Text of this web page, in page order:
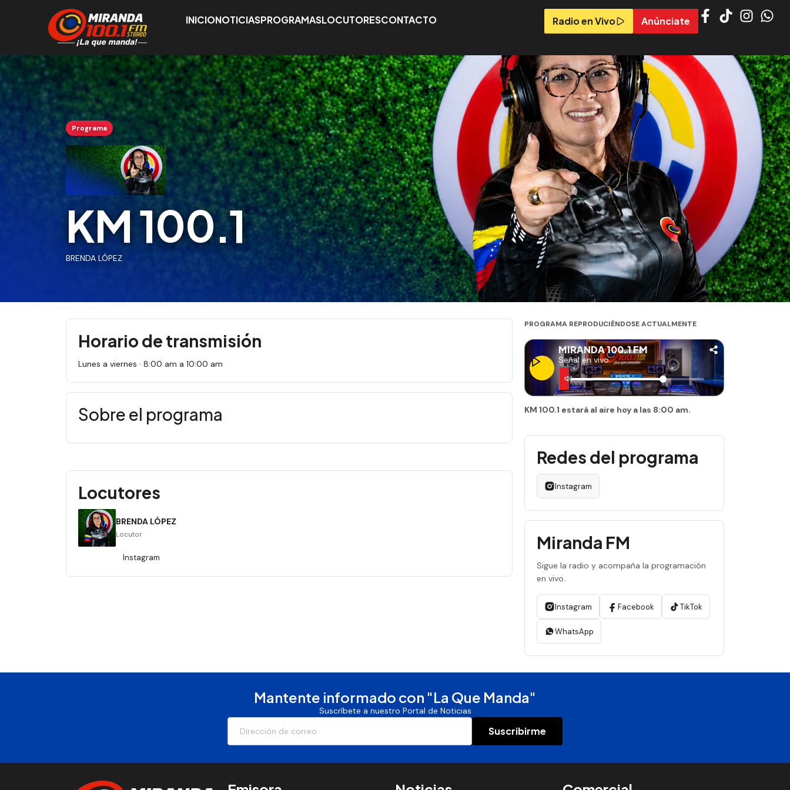
INICIONOTICIASPROGRAMASLOCUTORESCONTACTO Radio en Vivo Anúnciate
Programa
KM 100.1
BRENDA LÓPEZ
Horario de transmisión
Lunes a viernes · 8:00 am a 10:00 am
Sobre el programa
Locutores
BRENDA LÓPEZ
Locutor
Instagram
PROGRAMA REPRODUCIÉNDOSE ACTUALMENTE
MIRANDA 100.1 FM
Señal en vivo
KM 100.1 estará al aire hoy a las 8:00 am.
Redes del programa
Instagram
Miranda FM
Sigue la radio y acompaña la programación
en vivo.
Instagram Facebook TikTok
WhatsApp
Mantente informado con "La Que Manda"
Suscríbete a nuestro Portal de Noticias
Suscribirme